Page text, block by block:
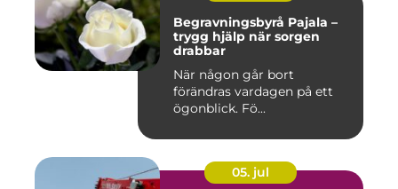
Begravningsbyrå Pajala –
trygg hjälp när sorgen
drabbar
När någon går bort
förändras vardagen på ett
ögonblick. Fö...
05. jul